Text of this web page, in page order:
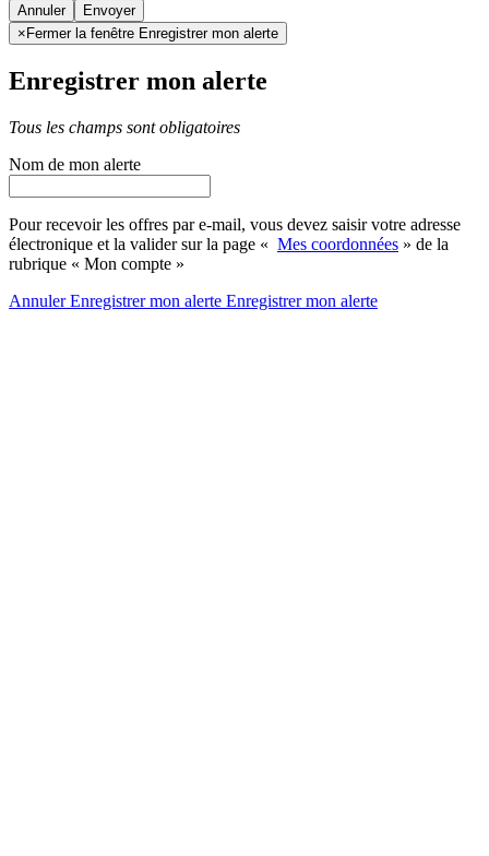
Annuler
× Fermer la fenêtre Enregistrer mon alerte
Enregistrer mon alerte
Tous les champs sont obligatoires
Nom de mon alerte
Pour recevoir les offres par e-mail, vous devez saisir votre adresse
électronique et la valider sur la page « Mes coordonnées » de la
rubrique « Mon compte »
AnnulerEnregistrer mon alerte Enregistrermon alerte